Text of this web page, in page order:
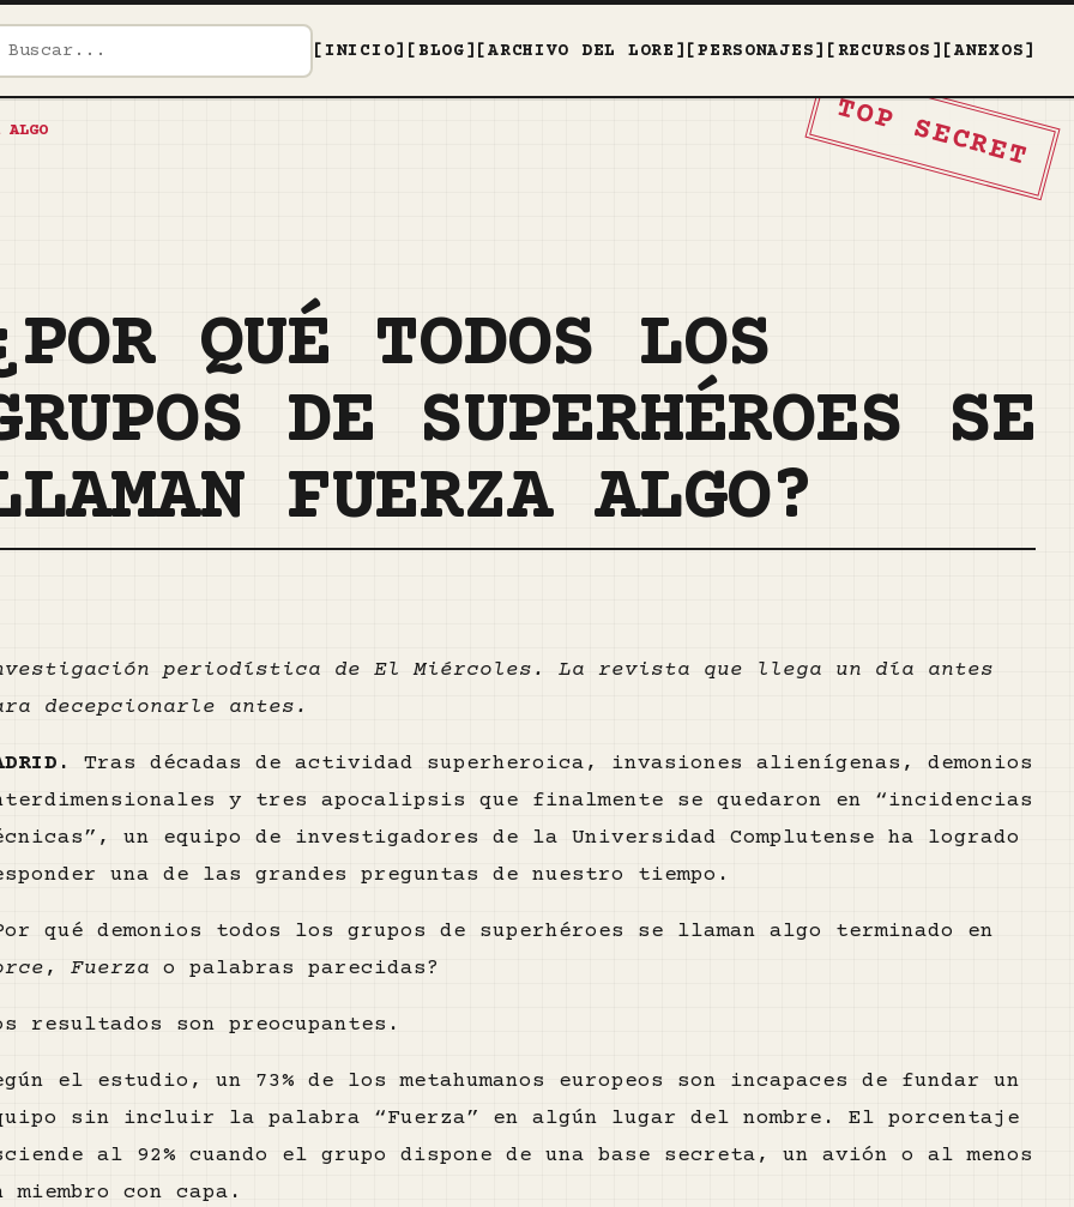
TOP SECRET
[INICIO] [BLOG] [ARCHIVO DEL LORE] [PERSONAJES] [RECURSOS] [ANEXOS]
ALGO
QUÉ TODOS LOS
DE SUPERHÉROES SE
FUERZA ALGO?
periodística de El Miércoles. La revista que llega un día antes
decepcionarle antes.
Tras décadas de actividad superheroica, invasiones alienígenas, demonios
y tres apocalipsis que finalmente se quedaron en “incidencias
un equipo de investigadores de la Universidad Complutense ha logrado
una de las grandes preguntas de nuestro tiempo.
qué demonios todos los grupos de superhéroes se llaman algo terminado en
, Fuerza o palabras parecidas?
resultados son preocupantes.
el estudio, un 73% de los metahumanos europeos son incapaces de fundar un
sin incluir la palabra “Fuerza” en algún lugar del nombre. El porcentaje
al 92% cuando el grupo dispone de una base secreta, un avión o al menos
miembro con capa.